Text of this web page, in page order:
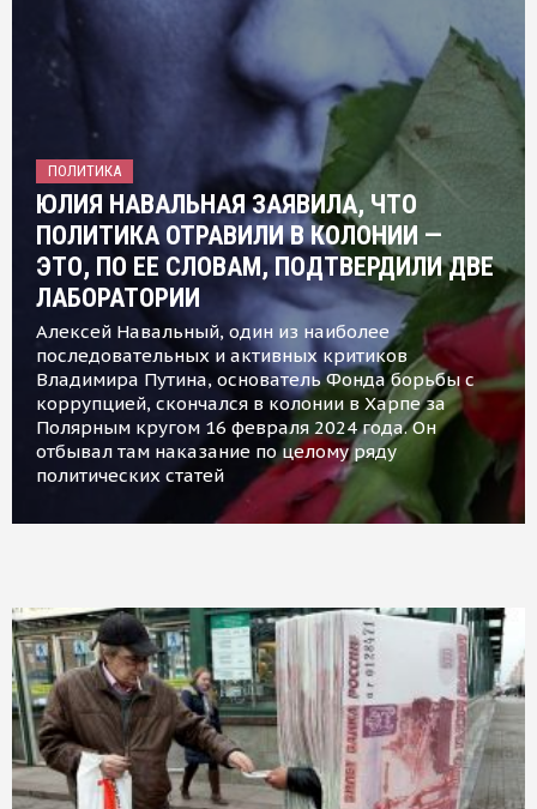
ПОЛИТИКА
ЮЛИЯ НАВАЛЬНАЯ ЗАЯВИЛА, ЧТО
ПОЛИТИКА ОТРАВИЛИ В КОЛОНИИ —
ЭТО, ПО ЕЕ СЛОВАМ, ПОДТВЕРДИЛИ ДВЕ
ЛАБОРАТОРИИ
Алексей Навальный, один из наиболее
последовательных и активных критиков
Владимира Путина, основатель Фонда борьбы с
коррупцией, скончался в колонии в Харпе за
Полярным кругом 16 февраля 2024 года. Он
отбывал там наказание по целому ряду
политических статей